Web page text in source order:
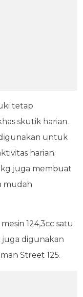
tetap
skutik harian.
untuk
harian.
kg juga membuat
mudah
124,3cc satu
digunakan
Street 125.